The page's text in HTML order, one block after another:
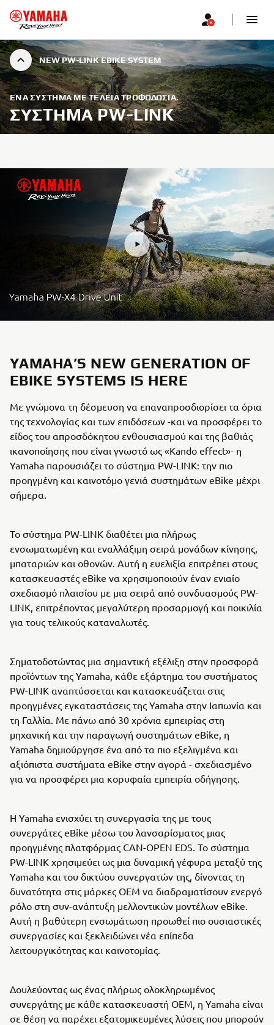
NEW PW-LINK EBIKE SYSTEM
ΕΝΑ ΣΥΣΤΗΜΑ ΜΕ ΤΕΛΕΙΑ ΤΡΟΦΟΔΟΣΙΑ.
ΣΥΣΤΗΜΑ PW-LINK
YAMAHA’S NEW GENERATION OF
EBIKE SYSTEMS IS HERE
Με γνώμονα τη δέσμευση να επαναπροσδιορίσει τα όρια
της τεχνολογίας και των επιδόσεων -και να προσφέρει το
είδος του απροσδόκητου ενθουσιασμού και της βαθιάς
ικανοποίησης που είναι γνωστό ως «Kando effect»- η
Yamaha παρουσιάζει το σύστημα PW-LINK: την πιο
προηγμένη και καινοτόμο γενιά συστημάτων eBike μέχρι
σήμερα.
Το σύστημα PW-LINK διαθέτει μια πλήρως
ενσωματωμένη και εναλλάξιμη σειρά μονάδων κίνησης,
μπαταριών και οθονών. Αυτή η ευελιξία επιτρέπει στους
κατασκευαστές eBike να χρησιμοποιούν έναν ενιαίο
σχεδιασμό πλαισίου με μια σειρά από συνδυασμούς PW-
LINK, επιτρέποντας μεγαλύτερη προσαρμογή και ποικιλία
για τους τελικούς καταναλωτές.
Σηματοδοτώντας μια σημαντική εξέλιξη στην προσφορά
προϊόντων της Yamaha, κάθε εξάρτημα του συστήματος
PW-LINK αναπτύσσεται και κατασκευάζεται στις
προηγμένες εγκαταστάσεις της Yamaha στην Ιαπωνία και
τη Γαλλία. Με πάνω από 30 χρόνια εμπειρίας στη
μηχανική και την παραγωγή συστημάτων eBike, η
Yamaha δημιούργησε ένα από τα πιο εξελιγμένα και
αξιόπιστα συστήματα eBike στην αγορά - σχεδιασμένο
για να προσφέρει μια κορυφαία εμπειρία οδήγησης.
Η Yamaha ενισχύει τη συνεργασία της με τους
συνεργάτες eBike μέσω του λανσαρίσματος μιας
προηγμένης πλατφόρμας CAN-OPEN EDS. Το σύστημα
PW-LINK χρησιμεύει ως μια δυναμική γέφυρα μεταξύ της
Yamaha και του δικτύου συνεργατών της, δίνοντας τη
δυνατότητα στις μάρκες ΟΕΜ να διαδραματίσουν ενεργό
ρόλο στη συν-ανάπτυξη μελλοντικών μοντέλων eBike.
Αυτή η βαθύτερη ενσωμάτωση προωθεί πιο ουσιαστικές
συνεργασίες και ξεκλειδώνει νέα επίπεδα
λειτουργικότητας και καινοτομίας.
Δουλεύοντας ως ένας πλήρως ολοκληρωμένος
συνεργάτης με κάθε κατασκευαστή OEM, η Yamaha είναι
σε θέση να παρέχει εξατομικευμένες λύσεις που μπορούν